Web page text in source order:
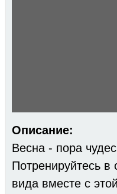
Описание:
Весна - пора
Потренируйтесь в
вида вместе с